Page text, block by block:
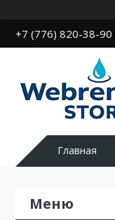
+7 (776) 820-38-90
Главная